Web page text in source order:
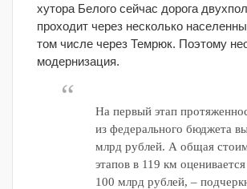
хутора Белого сейчас дорога
проходит через несколько
том числе через Темрюк. Поэтому
модернизация.
На первый этап
из федерального бюджета
млрд рублей. А общая
этапов в 119 км
100 млрд рублей, –